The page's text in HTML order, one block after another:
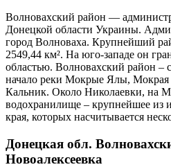
Волновахский район —
Донецкой области Украины.
город Волноваха. Крупнейший
2549,44 км². На юго-западе он
областью. Волновахский район –
начало реки Мокрые Ялы,
Кальник. Около Николаевки, на
водохранилище – крупнейшее из
края, которых насчитывается
Донецкая обл.
Новоалексеевка